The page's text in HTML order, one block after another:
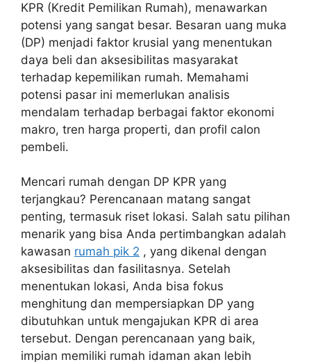
KPR (Kredit Pemilikan Rumah), menawarkan
potensi yang sangat besar. Besaran uang muka
(DP) menjadi faktor krusial yang menentukan
daya beli dan aksesibilitas masyarakat
terhadap kepemilikan rumah. Memahami
potensi pasar ini memerlukan analisis
mendalam terhadap berbagai faktor ekonomi
makro, tren harga properti, dan profil calon
pembeli.
Mencari rumah dengan DP KPR yang
terjangkau? Perencanaan matang sangat
penting, termasuk riset lokasi. Salah satu pilihan
menarik yang bisa Anda pertimbangkan adalah
kawasan rumah pik 2 , yang dikenal dengan
aksesibilitas dan fasilitasnya. Setelah
menentukan lokasi, Anda bisa fokus
menghitung dan mempersiapkan DP yang
dibutuhkan untuk mengajukan KPR di area
tersebut. Dengan perencanaan yang baik,
impian memiliki rumah idaman akan lebih